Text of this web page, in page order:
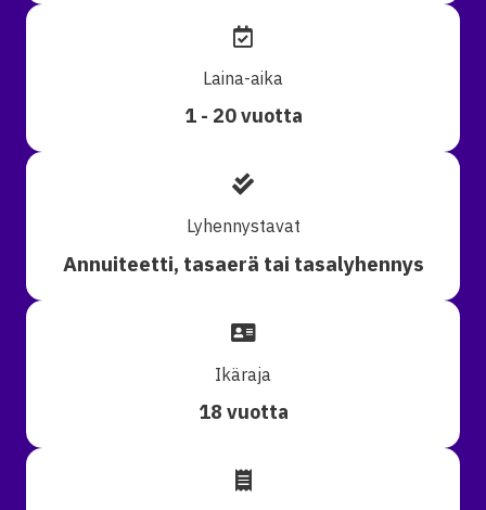
Laina-aika
1 - 20 vuotta
Lyhennystavat
Annuiteetti, tasaerä tai tasalyhennys
Ikäraja
18 vuotta